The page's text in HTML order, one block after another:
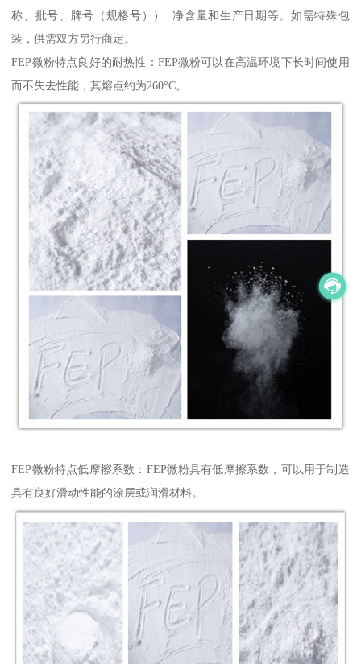
称、批号、牌号（规格号）） 净含量和生产日期等。如需特殊包
装，供需双方另行商定。
FEP微粉特点良好的耐热性：FEP微粉可以在高温环境下长时间使用
而不失去性能，其熔点约为260°C。
FEP微粉特点低摩擦系数：FEP微粉具有低摩擦系数，可以用于制造
具有良好滑动性能的涂层或润滑材料。